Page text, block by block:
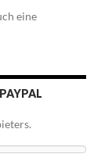
eine